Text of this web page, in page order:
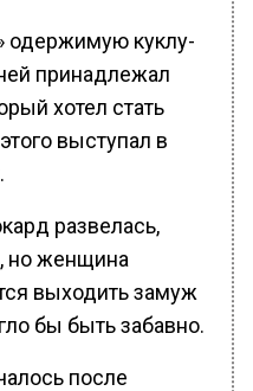
одержимую куклу-
принадлежал
хотел стать
выступал в
развелась,
но женщина
выходить замуж
бы быть забавно.
после